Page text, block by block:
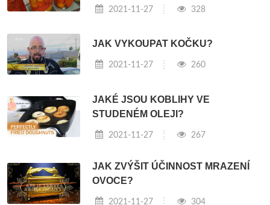
2021-11-27 328
JAK VYKOUPAT KOČKU?
2021-11-27 260
JAKÉ JSOU KOBLIHY VE
STUDENÉM OLEJI?
2021-11-27 267
JAK ZVÝŠIT ÚČINNOST MRAZENÍ
OVOCE?
2021-11-27 304